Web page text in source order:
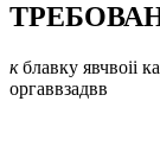
кблавку явчвоіі
оргаввзадвв